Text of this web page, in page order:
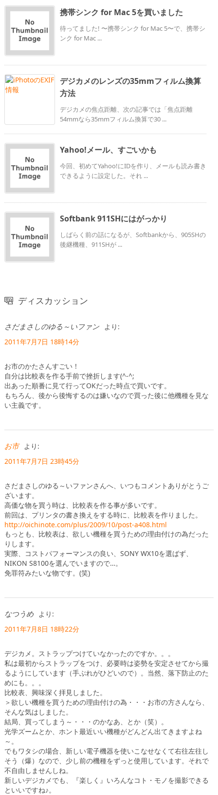
携帯シンク for Mac 5を買いました
待ってました! 〜携帯シンク for Mac 5〜で、携帯シ
ンク for Mac ...
デジカメのレンズの35mmフィルム換算
方法
デジカメの焦点距離、次の記事では「焦点距離
54mmなら35mmフィルム換算で30 ...
Yahoo!メール、すごいかも
今回、初めてYahoo!にIDを作り、メールも読み書き
できるように設定した。それ ...
Softbank 911SHにはがっかり
しばらく前の話になるが、Softbankから、905SHの
後継機種、911SHが ...
ディスカッション
さだまさしのゆる～いファン
より:
2011年7月7日 18時14分
お市のかたさんすごい！
自分は比較表を作る手前で挫折します(^-^;
出あった順番に見て行ってOKだった時点で買いです。
もちろん、後から後悔するのは嫌いなので買った後に他機種を見な
い主義です。
お市
より:
2011年7月7日 23時45分
さだまさしのゆる～いファンさんへ、いつもコメントありがとうご
ざいます。
高価な物を買う時は、比較表を作る事が多いです。
前回は、プリンタの書き換えをする時に、比較表を作りました。
http://oichinote.com/plus/2009/10/post-a408.html
もっとも、比較表は、欲しい機種を買うための理由付けの為だった
りします。
実際、コストパフォーマンスの良い、SONY WX10を選ばず、
NIKON S8100を選んでいますので…。
免罪符みたいな物です。(笑)
なつうめ
より:
2011年7月8日 18時22分
デジカメ。ストラップつけていなかったのですか。。。
私は最初からストラップをつけ、必要時は姿勢を安定させてから撮
るようにしています（手ぶれがひどいので）。当然、落下防止のた
めにも。。。
比較表、興味深く拝見しました。
＞欲しい機種を買うための理由付けの為・・・お市の方さんなら、
そんな気はしました。
結局、買ってしまう～・・・のかなあ、とか（笑）。
光学ズームとか、ホント最近いい機種がどんどん出てきますよね
～。
でもワタシの場合、新しい電子機器を使いこなせなくて右往左往し
そう（爆）なので、少し前の機種をずっと使用しています。それで
不自由しませんしね。
新しいデジカメでも、『楽しく』いろんなコト・モノを撮影できる
といいですね♪。